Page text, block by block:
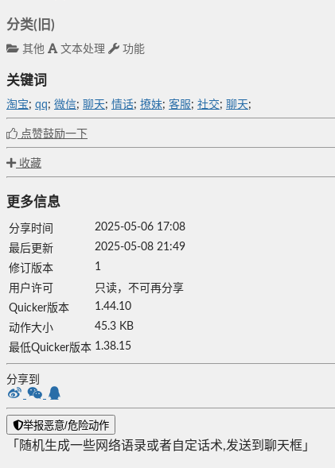
分类(旧)
其他 文本处理 功能
关键词
淘宝; qq; 微信; 聊天; 情话; 撩妹; 客服; 社交; 聊天;
点赞鼓励一下
收藏
更多信息
分享时间
2025-05-06 17:08
最后更新
2025-05-08 21:49
修订版本
1
用户许可
只读，不可再分享
Quicker版本
1.44.10
动作大小
45.3 KB
最低Quicker版本 1.38.15
分享到
举报恶意/危险动作
「随机生成一些网络语录或者自定话术,发送到聊天框」